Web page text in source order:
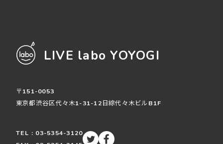
LIVE labo YOYOGI
〒151-0053
東京都渋谷区代々木1-31-12日綜代々木ビルB1F
TEL : 03-5354-3120